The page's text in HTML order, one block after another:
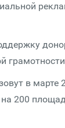
в марте
200